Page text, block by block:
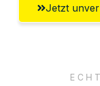
Jetzt